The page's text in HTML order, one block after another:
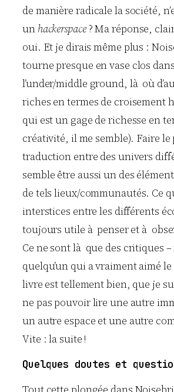
de manière radicale la société,
un hackerspace? Ma réponse,
oui. Et je dirais même plus :
tourne presque en vase clos dans
l’under/middle ground, là où
riches en termes de croisement
qui est un gage de richesse en
créativité, il me semble). Faire
traduction entre des univers
semble être aussi un des
de tels lieux/communautés. Ce
interstices entre les différents
toujours utile à penser et à
Ce ne sont là que des critiques
quelqu’un qui a vraiment aimé
livre est tellement bien, que je
ne pas pouvoir lire une autre
un autre espace et une autre
Vite : la suite !
Quelques doutes et